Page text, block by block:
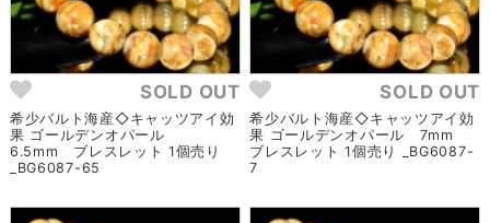
SOLD OUT
希少バルト海産◇キャッツアイ効
果 ゴールデンオパール
6.5mm ブレスレット 1個売り
_BG6087-65
SOLD OUT
希少バルト海産◇キャッツアイ効
果 ゴールデンオパール 7mm
ブレスレット 1個売り _BG6087-
7